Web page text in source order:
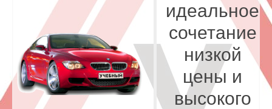
идеальное
сочетание
низкой
цены и
высокого